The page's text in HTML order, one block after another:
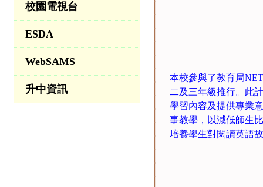
校園電視台
ESDA
WebSAMS
升中資訊
本校參與了教育局NET
二及三年級推行。此
學習內容及提供專業
事教學，以減低師生
培養學生對閱讀英語